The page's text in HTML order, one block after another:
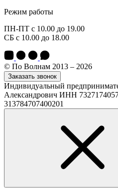
Режим работы
ПН-ПТ с 10.00 до 19.00
СБ с 10.00 до 18.00
© По Волнам 2013 – 2026
Заказать звонок
Индивидуальный
Александрович ИНН
313784707400201